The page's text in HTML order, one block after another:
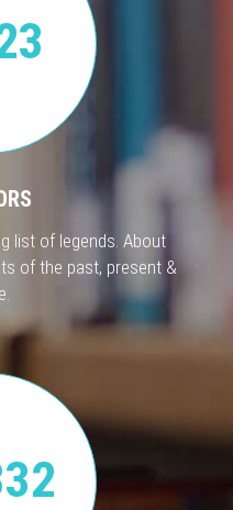
list of legends. About
of the past, present &